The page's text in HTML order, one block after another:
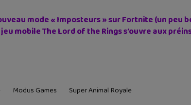
mode « Imposteurs » sur Fortnite (un peu
mobile The Lord of the Rings s’ouvre aux
Modus Games Super Animal Royale